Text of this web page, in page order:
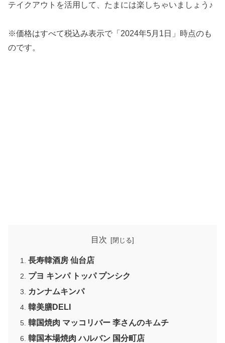
テイクアウトを活用して、たまには楽しちゃいましょう♪
※価格はすべて税込み表示で「2024年5月1日」時点のも
のです。
目次
長寿韓酒房 仙台店
プヨ キンパ トッパ プンシク
カンナムキンパ
韓美膳DELI
韓国焼肉 マッコリバー 李さんのキムチ
韓国本場焼肉 ハルバン 国分町店